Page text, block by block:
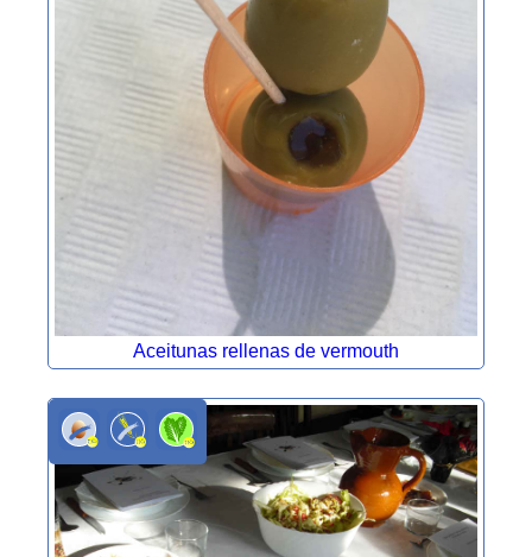
Aceitunas rellenas de vermouth